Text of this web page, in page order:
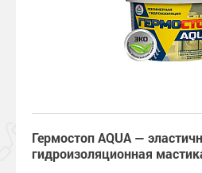
Гермостоп AQUA —
гидроизоляционная